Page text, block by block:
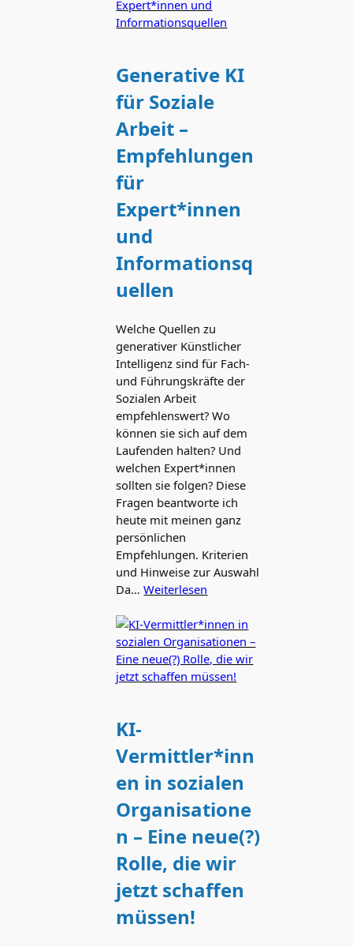
Generative KI
für Soziale
Arbeit –
Empfehlungen
für
Expert*innen
und
Informationsq
uellen
Welche Quellen zu
generativer Künstlicher
Intelligenz sind für Fach-
und Führungskräfte der
Sozialen Arbeit
empfehlenswert? Wo
können sie sich auf dem
Laufenden halten? Und
welchen Expert*innen
sollten sie folgen? Diese
Fragen beantworte ich
heute mit meinen ganz
persönlichen
Empfehlungen. Kriterien
und Hinweise zur Auswahl
Da…Weiterlesen
KI-
Vermittler*inn
en in sozialen
Organisatione
n – Eine neue(?)
Rolle, die wir
jetzt schaffen
müssen!